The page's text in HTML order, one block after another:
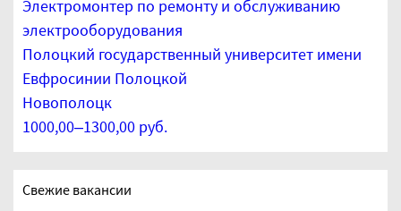
Электромонтер по ремонту и обслуживанию
электрооборудования
Полоцкий государственный университет имени
Евфросинии Полоцкой
Новополоцк
1000,00–1300,00 руб.
Свежие вакансии